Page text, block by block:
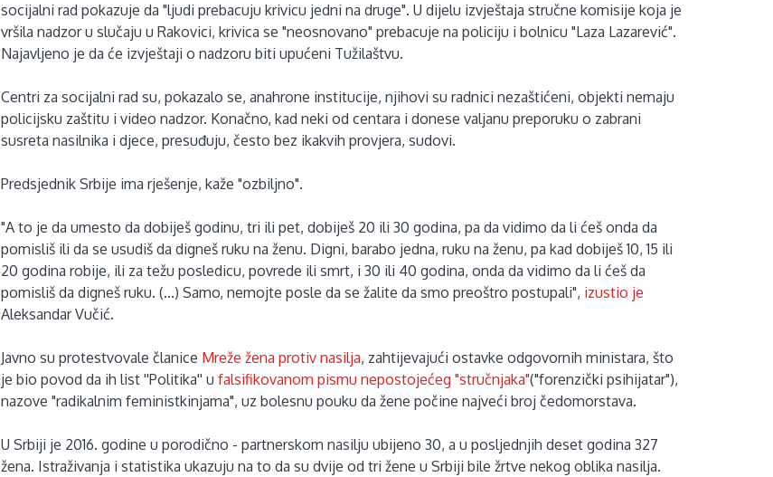
socijalni rad pokazuje da "ljudi prebacuju krivicu jedni na druge". U dijelu izvještaja stručne komisije koja je
vršila nadzor u slučaju u Rakovici, krivica se "neosnovano" prebacuje na policiju i bolnicu "Laza Lazarević".
Najavljeno je da će izvještaji o nadzoru biti upućeni Tužilaštvu.
Centri za socijalni rad su, pokazalo se, anahrone institucije, njihovi su radnici nezaštićeni, objekti nemaju
policijsku zaštitu i video nadzor. Konačno, kad neki od centara i donese valjanu preporuku o zabrani
susreta nasilnika i djece, presuđuju, često bez ikakvih provjera, sudovi.
Predsjednik Srbije ima rješenje, kaže "ozbiljno".
"A to je da umesto da dobiješ godinu, tri ili pet, dobiješ 20 ili 30 godina, pa da vidimo da li ćeš onda da
pomisliš ili da se usudiš da digneš ruku na ženu. Digni, barabo jedna, ruku na ženu, pa kad dobiješ 10, 15 ili
20 godina robije, ili za težu posledicu, povrede ili smrt, i 30 ili 40 godina, onda da vidimo da li ćeš da
pomisliš da digneš ruku. (...) Samo, nemojte posle da se žalite da smo preoštro postupali", izustio je
Aleksandar Vučić.
Javno su protestvovale članice Mreže žena protiv nasilja, zahtijevajući ostavke odgovornih ministara, što
je bio povod da ih list ''Politika'' ufalsifikovanom pismu nepostojećeg "stručnjaka"("forenzički psihijatar"),
nazove "radikalnim feministkinjama", uz bolesnu pouku da žene počine najveći broj čedomorstava.
U Srbiji je 2016. godine u porodično - partnerskom nasilju ubijeno 30, a u posljednjih deset godina 327
žena. Istraživanja i statistika ukazuju na to da su dvije od tri žene u Srbiji bile žrtve nekog oblika nasilja.